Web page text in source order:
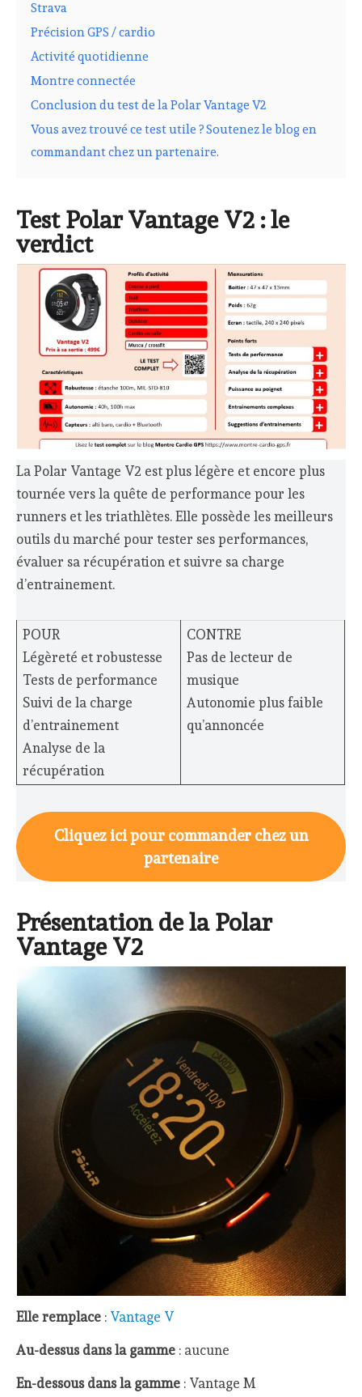
Strava
Précision GPS / cardio
Activité quotidienne
Montre connectée
Conclusion du test de la Polar Vantage V2
Vous avez trouvé ce test utile ? Soutenez le blog en
commandant chez un partenaire.
Test Polar Vantage V2 : le
verdict
La Polar Vantage V2 est plus légère et encore plus
tournée vers la quête de performance pour les
runners et les triathlètes. Elle possède les meilleurs
outils du marché pour tester ses performances,
évaluer sa récupération et suivre sa charge
d’entrainement.
POUR
Légèreté et robustesse
Tests de performance
Suivi de la charge
d’entrainement
Analyse de la
récupération
CONTRE
Pas de lecteur de
musique
Autonomie plus faible
qu’annoncée
Cliquez ici pour commander chez un
partenaire
Présentation de la Polar
Vantage V2
Elle remplace : Vantage V
Au-dessus dans la gamme : aucune
En-dessous dans la gamme : Vantage M